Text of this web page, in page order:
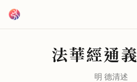
法華經通義
明 德清述